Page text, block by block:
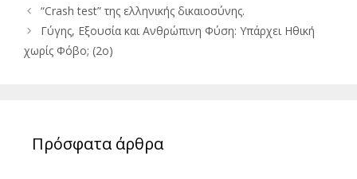
“Crash test” της ελληνικής δικαιοσύνης.
Γύγης, Εξουσία και Ανθρώπινη Φύση: Υπάρχει Ηθική
χωρίς Φόβο; (2ο)
Πρόσφατα άρθρα